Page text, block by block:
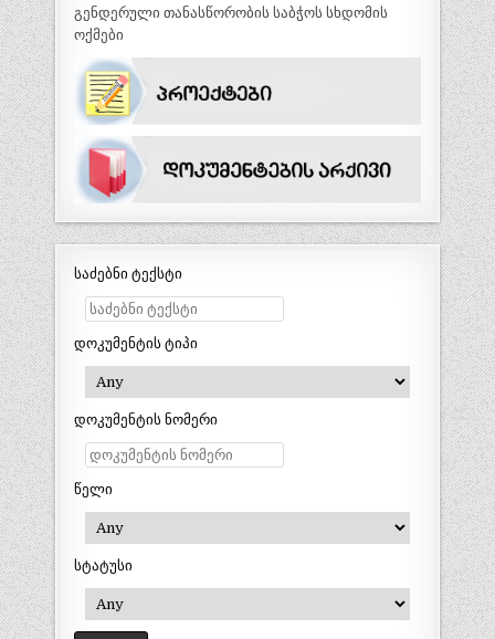
გენდერული თანასწორობის საბჭოს სხდომის
ოქმები
საძებნი ტექსტი
დოკუმენტის ტიპი
დოკუმენტის ნომერი
წელი
სტატუსი